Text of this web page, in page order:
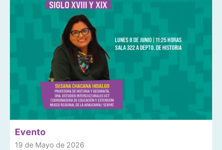
Evento
19 de Mayo de 2026